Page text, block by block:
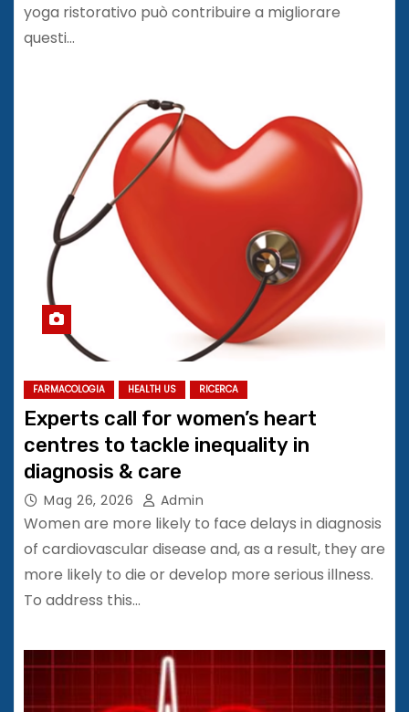
yoga ristorativo può contribuire a migliorare
questi…
FARMACOLOGIA HEALTH US RICERCA
Experts call for women’s heart
centres to tackle inequality in
diagnosis & care
Mag 26, 2026 Admin
Women are more likely to face delays in diagnosis
of cardiovascular disease and, as a result, they are
more likely to die or develop more serious illness.
To address this…